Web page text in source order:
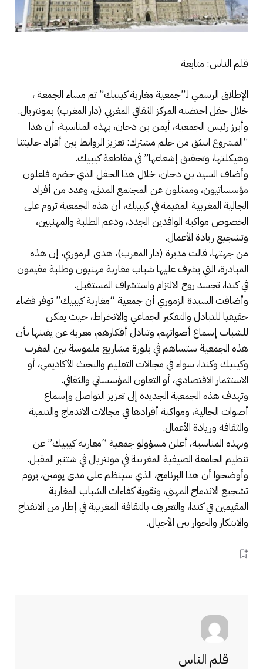
قلم الناس: متابعة
الإطلاق الرسمي لـ”جمعية مغاربة كيبيك” تم مساء الجمعة ،
خلال حفل احتضنه المركز الثقافي المغربي (دار المغرب) بمونتريال.
وأبرز رئيس الجمعية، أيمن بن دحان، بهذه المناسبة، أن هذا
“المشروع انبثق من حلم مشترك: تعزيز الروابط بين أفراد جاليتنا
وهيكلتها، وتحقيق إشعاعها” في مقاطعة كيبيك.
وأضاف السيد بن دحان، خلال هذا الحفل الذي حضره فاعلون
مؤسساتيون، وممثلون عن المجتمع المدني، وعدد من أفراد
الجالية المغربية المقيمة في كيبيك، أن هذه الجمعية تروم على
الخصوص مواكبة الوافدين الجدد، ودعم الطلبة والمهنيين،
وتشجيع ريادة الأعمال.
من جهتها، قالت مديرة (دار المغرب)، هدى الزموري، إن هذه
المبادرة، التي يشرف عليها شباب مغاربة مهنيون وطلبة مقيمون
في كندا، تجسد روح الالتزام واستشراف المستقبل.
وأضافت السيدة الزموري أن جمعية “مغاربة كيبيك” توفر فضاء
حقيقيا للتبادل والتفكير الجماعي والانخراط، حيث يمكن
للشباب إسماع أصواتهم، وتبادل أفكارهم، معربة عن يقينها بأن
هذه الجمعية ستساهم في بلورة مشاريع ملموسة بين المغرب
وكيبيك وكندا، سواء في مجالات التعليم والبحث الأكاديمي، أو
الاستثمار الاقتصادي، أو التعاون المؤسساتي والثقافي.
وتهدف هذه الجمعية الجديدة إلى تعزيز التواصل وإسماع
أصوات الجالية، ومواكبة أفرادها في مجالات الاندماج والتنمية
والثقافة وريادة الأعمال.
وبهذه المناسبة، أعلن مسؤولو جمعية “مغاربة كيبيك” عن
تنظيم الجامعة الصيفية المغربية في مونتريال في شتنبر المقبل.
وأوضحوا أن هذا البرنامج، الذي سينظم على مدى يومين، يروم
تشجيع الاندماج المهني، وتقوية كفاءات الشباب المغاربة
المقيمين في كندا، والتعريف بالثقافة المغربية في إطار من الانفتاح
والابتكار والحوار بين الأجيال.
قلم الناس